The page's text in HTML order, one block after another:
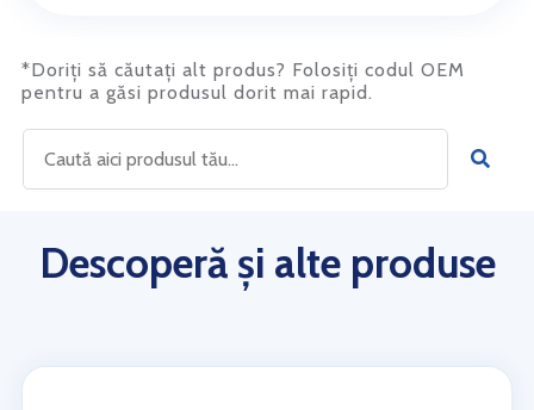
*Doriți să căutați alt produs? Folosiți codul OEM
pentru a găsi produsul dorit mai rapid.
Descoperă și alte produse